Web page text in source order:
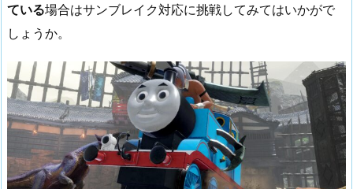
ている場合はサンブレイク対応に挑戦してみてはいかがで
しょうか。